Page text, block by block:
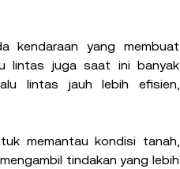
kendaraan yang membuat
lintas juga saat ini banyak
lintas jauh lebih efisien,
memantau kondisi tanah,
tindakan yang lebih